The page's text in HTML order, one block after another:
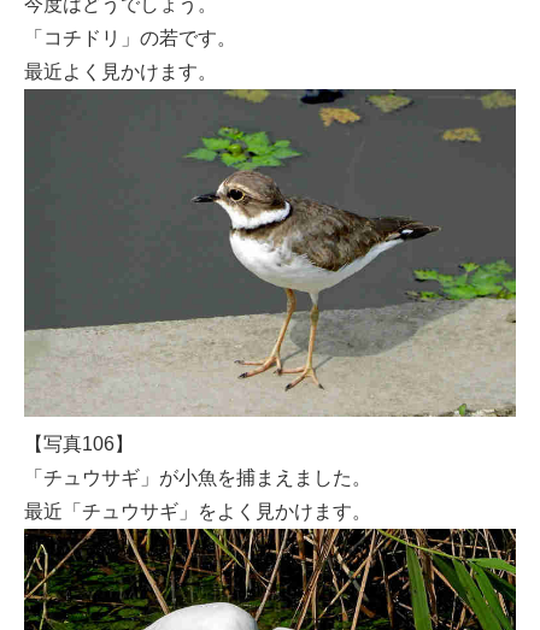
今度はどうでしょう。
「コチドリ」の若です。
最近よく見かけます。
【写真106】
「チュウサギ」が小魚を捕まえました。
最近「チュウサギ」をよく見かけます。